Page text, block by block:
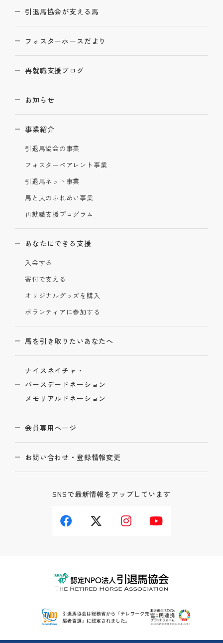
引退馬協会が支える馬
フォスターホースだより
再就職支援ブログ
お知らせ
事業紹介
引退馬協会の事業
フォスターペアレント事業
引退馬ネット事業
馬と人のふれあい事業
再就職支援プログラム
あなたにできる支援
入会する
寄付で支える
オリジナルグッズを購入
ボランティアに参加する
馬を引き取りたいあなたへ
ナイスネイチャ・
バースデードネーション
メモリアルドネーション
会員専用ページ
お問い合わせ・登録情報変更
SNSで最新情報をアップしています